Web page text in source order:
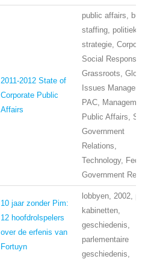
2011-2012 State of
Corporate Public
Affairs
public affairs,
staffing, politieke
strategie,
Social
Grassroots,
Issues
PAC,
Public Affairs,
Government
Relations,
Technology,
Government
10 jaar zonder Pim:
12 hoofdrolspelers
over de erfenis van
Fortuyn
lobbyen, 2002,
kabinetten,
geschiedenis,
parlementaire
geschiedenis,